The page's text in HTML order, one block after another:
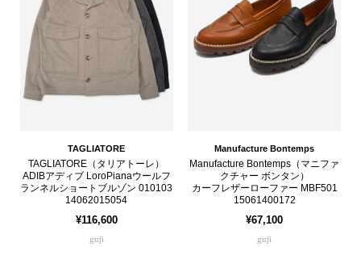
TAGLIATORE
TAGLIATORE（タリアトーレ）
ADIBアディブ LoroPianaウールフ
ランネルショートブルゾン 010103
14062015054
¥116,600
guji
Manufacture Bontemps
Manufacture Bontemps（マニファ
クチャー ボンタン）
カーフレザーローファー MBF501
15061400172
¥67,100
guji